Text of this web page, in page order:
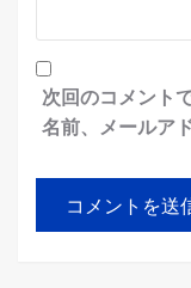
次回のコメント
名前、メールア